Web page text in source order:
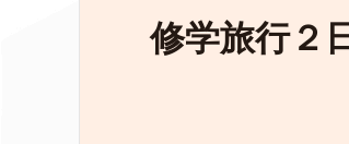
修学旅行２